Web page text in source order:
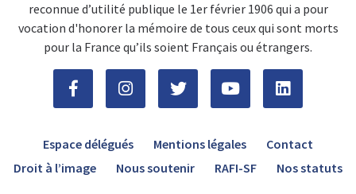
reconnue d’utilité publique le 1er février 1906 qui a pour
vocation d'honorer la mémoire de tous ceux qui sont morts
pour la France qu’ils soient Français ou étrangers.
Espace délégués Mentions légales
Contact
Droit à l’image
Nous soutenir RAFI-SF Nos statuts